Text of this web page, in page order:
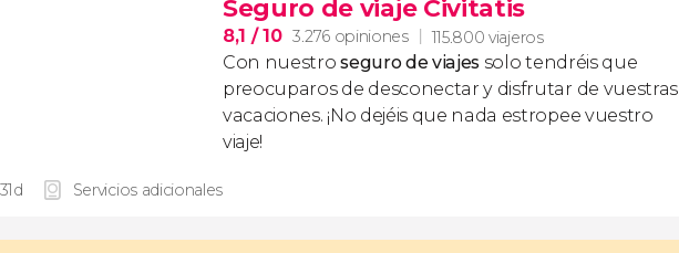
Seguro de viaje Civitatis
8,1 / 10 3.276 opiniones 115.800 viajeros
Con nuestroseguro de viajes solo tendréis que
preocuparos de desconectar y disfrutar de vuestras
vacaciones. ¡No dejéis que nada estropee vuestro
viaje!
Servicios adicionales